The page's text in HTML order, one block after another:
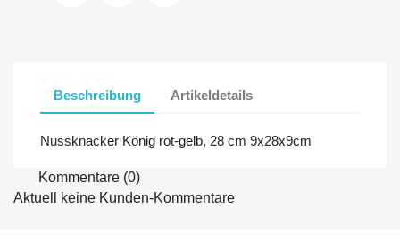
Beschreibung Artikeldetails
Nussknacker König rot-gelb, 28 cm 9x28x9cm
Kommentare (0)
Aktuell keine Kunden-Kommentare